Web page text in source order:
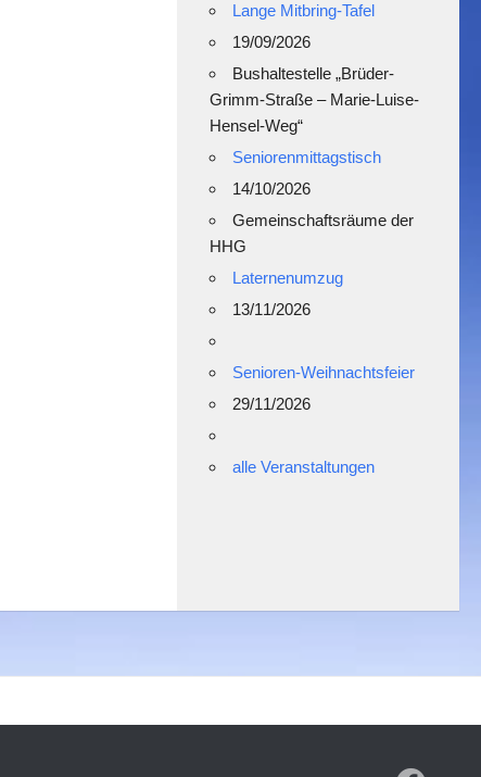
Lange Mitbring-Tafel
19/09/2026
Bushaltestelle „Brüder-
Grimm-Straße – Marie-Luise-
Hensel-Weg“
Seniorenmittagstisch
14/10/2026
Gemeinschaftsräume der
HHG
Laternenumzug
13/11/2026
Senioren-Weihnachtsfeier
29/11/2026
alle Veranstaltungen